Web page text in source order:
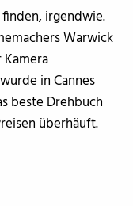
irgendwie.
Warwick
in Cannes
beste Drehbuch
überhäuft.